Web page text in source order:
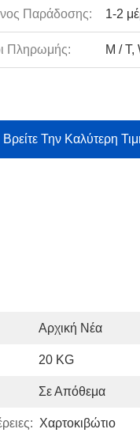
Παράδοσης: 1-2
Πληρωμής: Μ / Τ,
Βρείτε Την Καλύτερη
Αρχική Νέα
20 KG
Σε Απόθεμα
Χαρτοκιβώτιο